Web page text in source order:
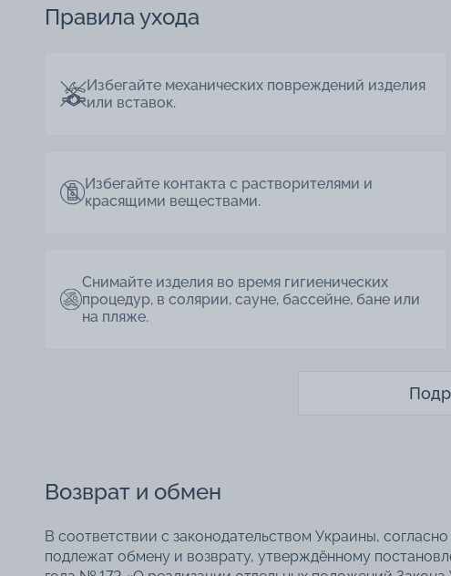
Правила ухода
Избегайте механических повреждений изделия
или вставок.
Избегайте контакта с растворителями и
красящими веществами.
Снимайте изделия во время гигиенических
процедур, в солярии, сауне, бассейне, бане или
на пляже.
Возврат и обмен
В соответствии с законодательством Украины,
подлежат обмену и возврату, утверждённому